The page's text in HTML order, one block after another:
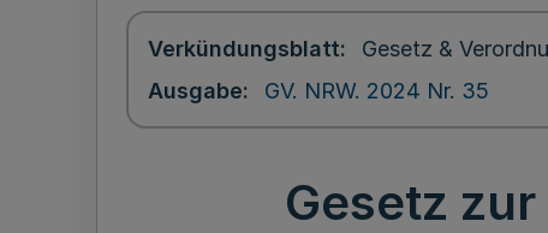
Verkündungsblatt
Gesetz &
Ausgabe
GV. NRW. 2024 Nr. 35
Gesetz